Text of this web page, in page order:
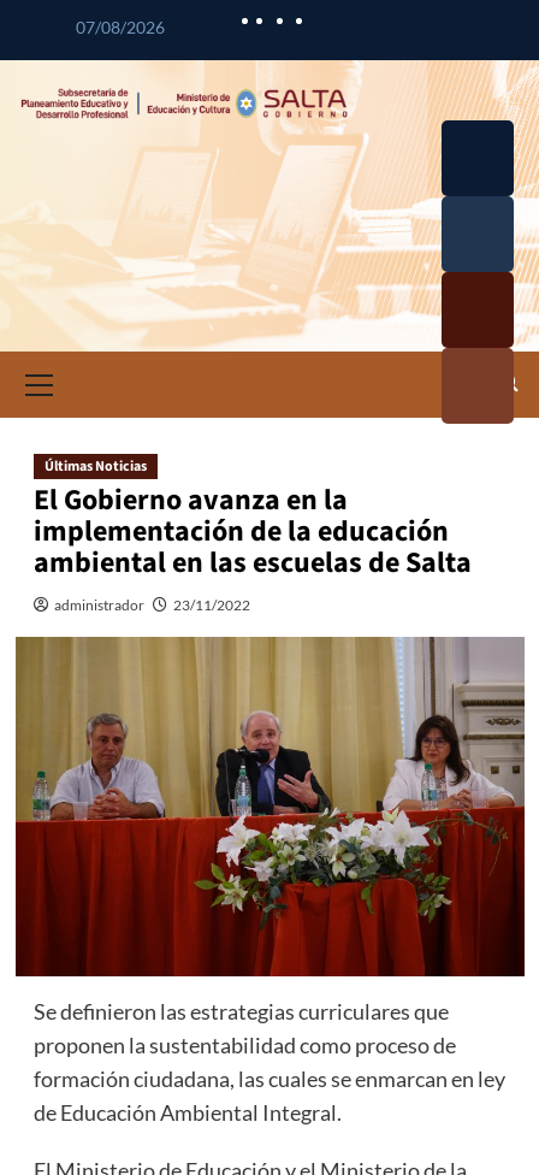
07/08/2026
Últimas Noticias
El Gobierno avanza en la
implementación de la educación
ambiental en las escuelas de Salta
administrador 23/11/2022
Se definieron las estrategias curriculares que
proponen la sustentabilidad como proceso de
formación ciudadana, las cuales se enmarcan en ley
de Educación Ambiental Integral.
Curricul
Profesio
a
Investig